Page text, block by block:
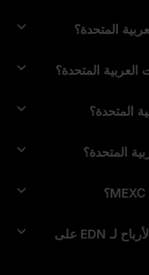
كيف يمكنني وضع طلب وقف الخسارة أو أخذ الأرباح لـ EDN على